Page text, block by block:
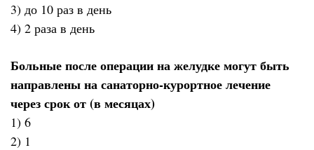
3) до 10 раз в день
4) 2 раза в день
Больные после операции на желудке могут быть
направлены на санаторно-курортное лечение
через срок от (в месяцах)
1) 6
2) 1